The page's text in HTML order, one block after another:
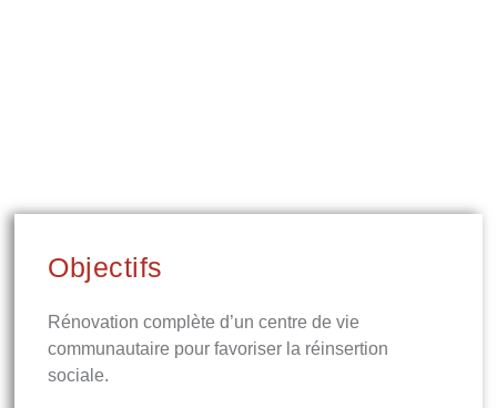
Objectifs
Rénovation complète d’un centre de vie
communautaire pour favoriser la réinsertion
sociale.